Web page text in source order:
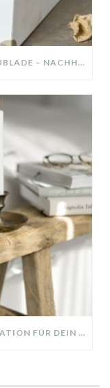
DIY-DEKO-TABLETT AUS ALTER SCHUBLADE – NACHHALTIGE HERBSTDEKO SELBER MACHEN!
SCHLAFZIMMER MAKEOVER – INSPIRATION FÜR DEIN SCHLAFZIMMER: AUS ALT MACH NEU – HELL, GEMÜTLICH UND EINLADEND